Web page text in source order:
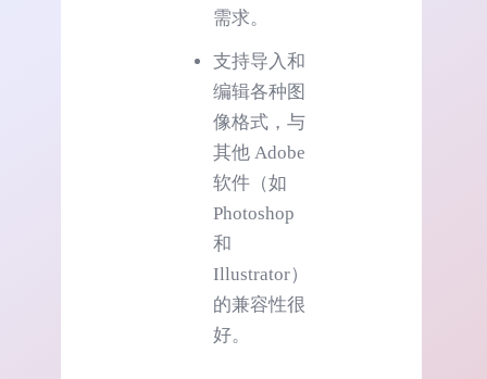
需求。
支持导入和
编辑各种图
像格式，与
其他 Adobe
软件（如
Photoshop
和
Illustrator）
的兼容性很
好。